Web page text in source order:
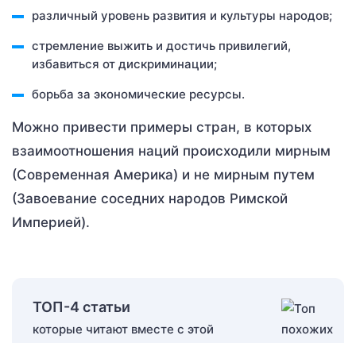
различный уровень развития и культуры народов;
стремление выжить и достичь привилегий,
избавиться от дискриминации;
борьба за экономические ресурсы.
Можно привести примеры стран, в которых
взаимоотношения наций происходили мирным
(Современная Америка) и не мирным путем
(Завоевание соседних народов Римской
Империей).
ТОП-4 статьи
которые читают вместе с этой